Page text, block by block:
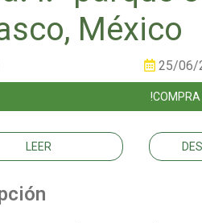
México
25/06/
!COMPRA
LEER